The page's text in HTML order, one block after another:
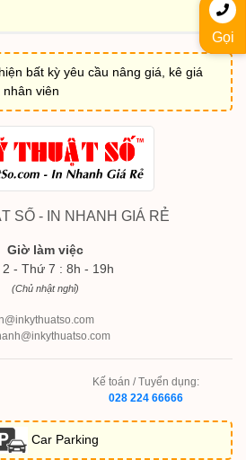
Gọi
bất kỳ yêu cầu nâng giá, kê giá
viên
SỐ - IN NHANH GIÁ RẺ
Giờ làm việc
- Thứ 7 : 8h - 19h
(Chủ nhật nghỉ)
Kế toán / Tuyển dụng:
028 224 66666
Car Parking